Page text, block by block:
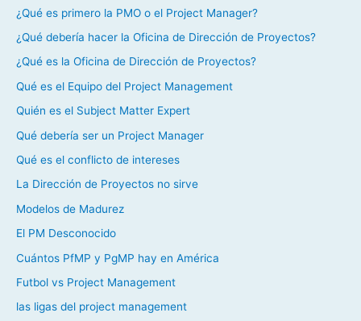
¿Qué es primero la PMO o el Project Manager?
¿Qué debería hacer la Oficina de Dirección de Proyectos?
¿Qué es la Oficina de Dirección de Proyectos?
Qué es el Equipo del Project Management
Quién es el Subject Matter Expert
Qué debería ser un Project Manager
Qué es el conflicto de intereses
La Dirección de Proyectos no sirve
Modelos de Madurez
El PM Desconocido
Cuántos PfMP y PgMP hay en América
Futbol vs Project Management
las ligas del project management